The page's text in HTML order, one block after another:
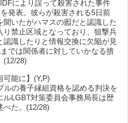
により誤って殺害された事件
発表。彼らが殺害される5日前
いたがハマスの囮だと認識した
り禁止区域となっており、狙撃兵
認識したりと情報交換に欠陥が見
では関係者に対していかなる措
(12/28)
可能に】(Y,P)
ルの養子縁組資格を認める判決を
ルLGBT対策委員会事務局長は歴
べた。(12/28)